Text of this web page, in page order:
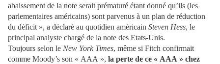
abaissement de la note serait prématuré étant donné qu’ils (les
parlementaires américains) sont parvenus à un plan de réduction
du déficit », a déclaré au quotidien américain Steven Hess, le
principal analyste chargé de la note des Etats-Unis.
Toujours selon le New York Times, même si Fitch confirmait
comme Moody’s son « AAA », la perte de ce « AAA » chez